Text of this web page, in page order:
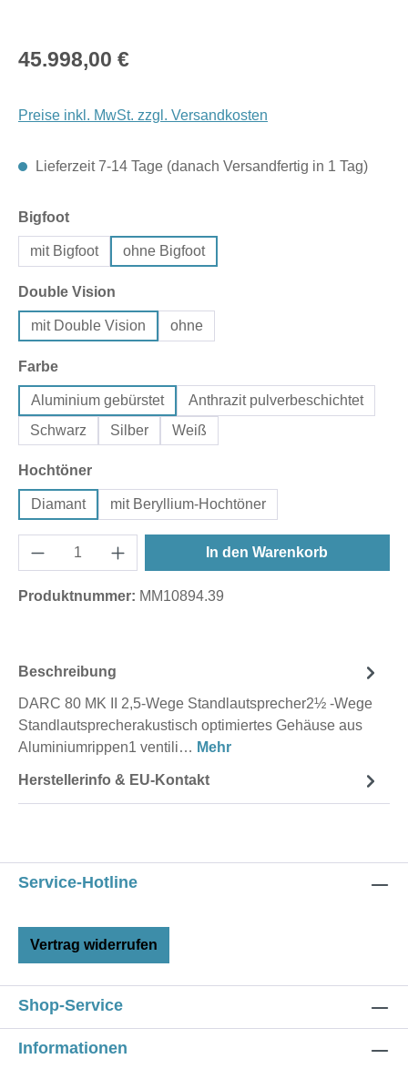
Regulärer Preis:
45.998,00 €
Preise inkl. MwSt. zzgl. Versandkosten
Lieferzeit 7-14 Tage (danach Versandfertig in 1 Tag)
Bigfootauswählen
mit Bigfoot ohne Bigfoot
Double Vision
mit Double Vision ohne
Farbeauswählen
Aluminium gebürstet
Anthrazit pulverbeschichtet
Schwarz
Silber Weiß
Hochtönerauswählen
Diamant mit Beryllium-Hochtöner
In den Warenkorb
Produktnummer: MM10894.39
Beschreibung
DARC 80 MK II 2,5-Wege Standlautsprecher2½ -Wege
Standlautsprecherakustisch optimiertes Gehäuse aus
Aluminiumrippen1 ventili… Mehr
Herstellerinfo & EU-Kontakt
Service-Hotline
Vertrag widerrufen
Shop-Service
Informationen